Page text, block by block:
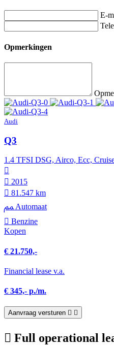
E-
Opmerkingen
Audi
Q3
1.4 TFSI DSG, Airco, Ecc,
2015
81.547 km
Automaat
Benzine
Kopen
€ 21.750,-
Financial lease v.a.
€ 345,- p./m.
Aanvraag versturen
Full operational